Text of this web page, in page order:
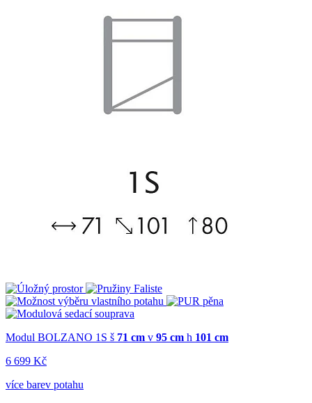
Modul BOLZANO 1S š 71 cm v 95 cm h 101 cm
6 699 Kč
více barev potahu